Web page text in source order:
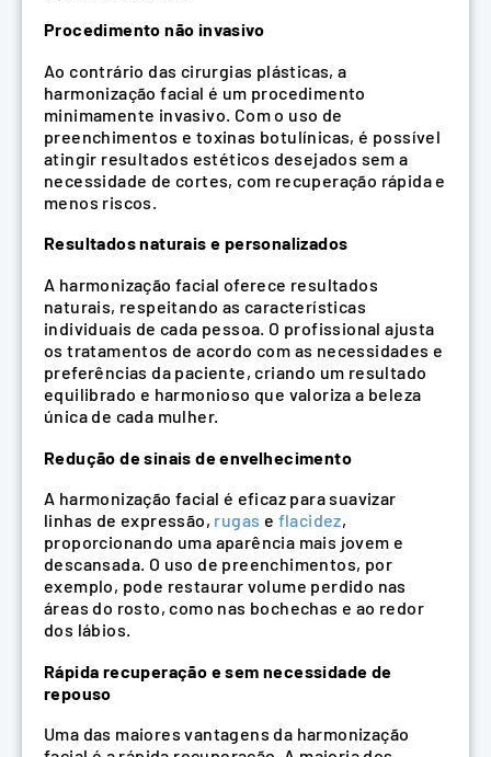
Procedimento não invasivo
Ao contrário das cirurgias plásticas, a
harmonização facial é um procedimento
minimamente invasivo. Com o uso de
preenchimentos e toxinas botulínicas, é possível
atingir resultados estéticos desejados sem a
necessidade de cortes, com recuperação rápida e
menos riscos.
Resultados naturais e personalizados
A harmonização facial oferece resultados
naturais, respeitando as características
individuais de cada pessoa. O profissional ajusta
os tratamentos de acordo com as necessidades e
preferências da paciente, criando um resultado
equilibrado e harmonioso que valoriza a beleza
única de cada mulher.
Redução de sinais de envelhecimento
A harmonização facial é eficaz para suavizar
linhas de expressão, rugas e flacidez,
proporcionando uma aparência mais jovem e
descansada. O uso de preenchimentos, por
exemplo, pode restaurar volume perdido nas
áreas do rosto, como nas bochechas e ao redor
dos lábios.
Rápida recuperação e sem necessidade de
repouso
Uma das maiores vantagens da harmonização